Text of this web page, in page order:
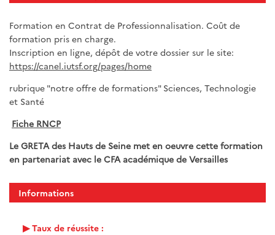
Formation en Contrat de Professionnalisation. Coût de
formation pris en charge.
Inscription en ligne, dépôt de votre dossier sur le site:
https://canel.iutsf.org/pages/home
rubrique "notre offre de formations" Sciences, Technologie
et Santé
Fiche RNCP
Le GRETA des Hauts de Seine met en oeuvre cette formation
en partenariat avec le CFA académique de Versailles
Informations
Taux de réussite :